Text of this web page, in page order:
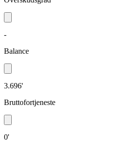
-
Balance
3.696'
Bruttofortjeneste
0'